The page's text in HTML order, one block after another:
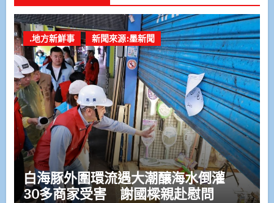
.地方新鮮事 新聞來源:墨新聞
白海豚外圍環流遇大潮釀海水倒灌
30多商家受害 謝國樑親赴慰問